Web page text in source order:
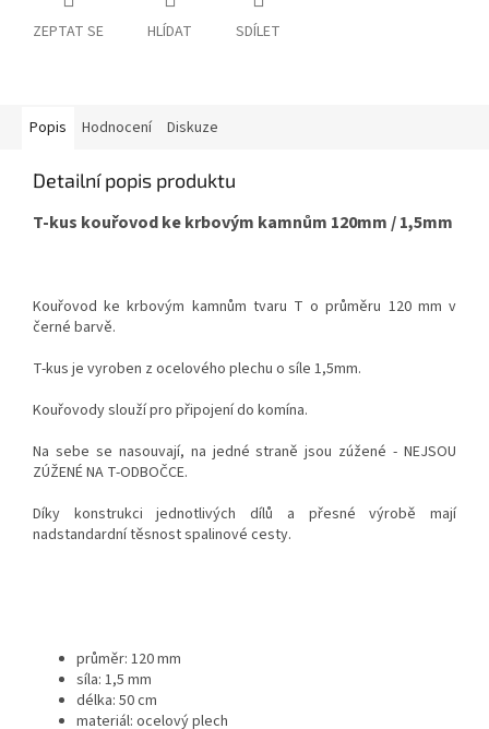
ZEPTAT SE HLÍDAT SDÍLET
Popis Hodnocení Diskuze
Detailní popis produktu
T-kus kouřovod ke krbovým kamnům 120mm / 1,5mm
Kouřovod ke krbovým kamnům tvaru T o průměru 120 mm v
černé barvě.
T-kus je vyroben z ocelového plechu o síle 1,5mm.
Kouřovody slouží pro připojení do komína.
Na sebe se nasouvají, na jedné straně jsou zúžené - NEJSOU
ZÚŽENÉ NA T-ODBOČCE.
Díky konstrukci jednotlivých dílů a přesné výrobě mají
nadstandardní těsnost spalinové cesty.
průměr: 120 mm
síla: 1,5 mm
délka: 50 cm
materiál: ocelový plech